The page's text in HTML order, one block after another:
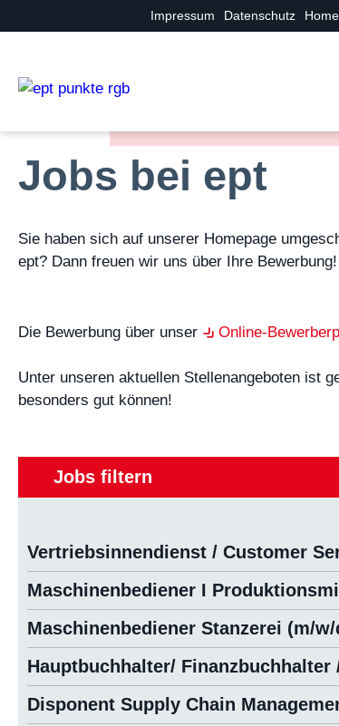
Impressum Datenschutz Home
Aktuelle
Jobs bei ept
Sie haben sich auf unserer Homepage
ept? Dann freuen wir uns über Ihre Bewerbung!
Die Bewerbung über unser Online-
Unter unseren aktuellen Stellenangeboten ist
besonders gut können!
Jobs filtern
Vertriebsinnendienst / Customer
Maschinenbediener I
Maschinenbediener Stanzerei (m/w/
Hauptbuchhalter/
Disponent Supply Chain